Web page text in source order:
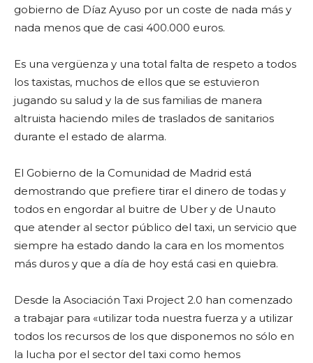
gobierno de Díaz Ayuso por un coste de nada más y
nada menos que de casi 400.000 euros.
Es una vergüenza y una total falta de respeto a todos
los taxistas, muchos de ellos que se estuvieron
jugando su salud y la de sus familias de manera
altruista haciendo miles de traslados de sanitarios
durante el estado de alarma.
El Gobierno de la Comunidad de Madrid está
demostrando que prefiere tirar el dinero de todas y
todos en engordar al buitre de Uber y de Unauto
que atender al sector público del taxi, un servicio que
siempre ha estado dando la cara en los momentos
más duros y que a día de hoy está casi en quiebra.
Desde la Asociación Taxi Project 2.0 han comenzado
a trabajar para «utilizar toda nuestra fuerza y a utilizar
todos los recursos de los que disponemos no sólo en
la lucha por el sector del taxi como hemos